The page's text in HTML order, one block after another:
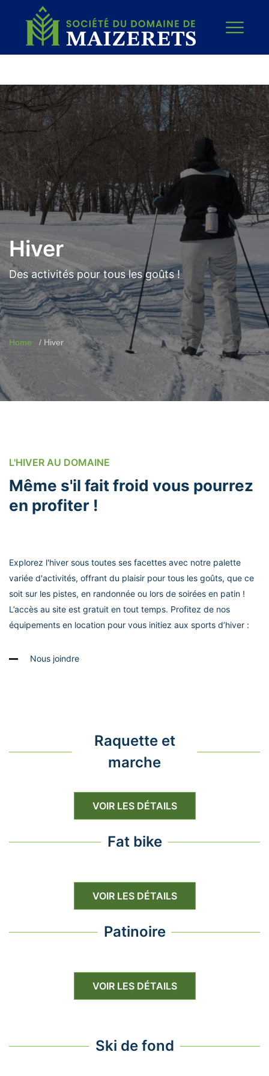
Hiver
Des activités pour tous les goûts !
Home Hiver
L'HIVER AU DOMAINE
Même s'il fait froid vous pourrez
en profiter !
Explorez l'hiver sous toutes ses facettes avec notre palette
variée d'activités, offrant du plaisir pour tous les goûts, que ce
soit sur les pistes, en randonnée ou lors de soirées en patin !
L’accès au site est gratuit en tout temps. Profitez de nos
équipements en location pour vous initiez aux sports d’hiver :
Nous joindre
Raquette et
marche
VOIR LES DÉTAILS
Fat bike
VOIR LES DÉTAILS
Patinoire
VOIR LES DÉTAILS
Ski de fond